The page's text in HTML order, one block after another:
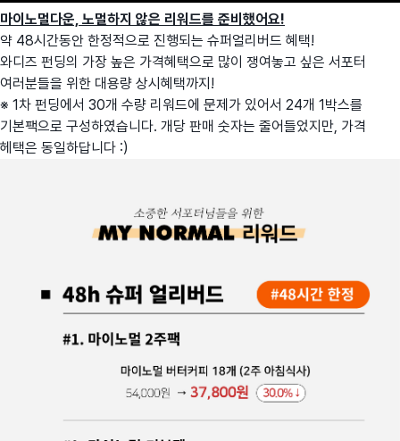
마이노멀다운, 노멀하지 않은 리워드를 준비했어요!
약 48시간동안 한정적으로 진행되는 슈퍼얼리버드 혜택!
와디즈 펀딩의 가장 높은 가격혜택으로 많이 쟁여놓고 싶은 서포터
여러분들을 위한 대용량 상시혜택까지!
※ 1차 펀딩에서 30개 수량 리워드에 문제가 있어서 24개 1박스를
기본팩으로 구성하였습니다. 개당 판매 숫자는 줄어들었지만, 가격
헤택은 동일하답니다 :)